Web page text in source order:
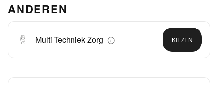
ANDEREN
Multi Techniek Zorg KIEZEN